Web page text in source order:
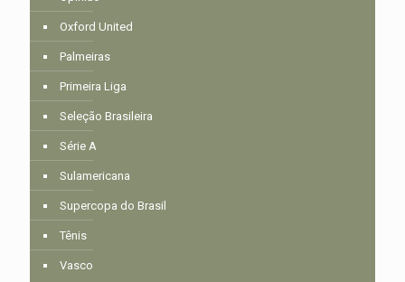
Oxford United
Palmeiras
Primeira Liga
Seleção Brasileira
Série A
Sulamericana
Supercopa do Brasil
Tênis
Vasco